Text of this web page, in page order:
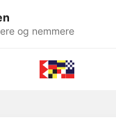
og nemmere